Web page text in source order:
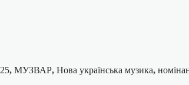
, МУЗВАР, Нова українська музика,